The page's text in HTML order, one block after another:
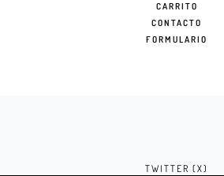
CARRITO
CONTACTO
FORMULARIO
TWITTER (X)